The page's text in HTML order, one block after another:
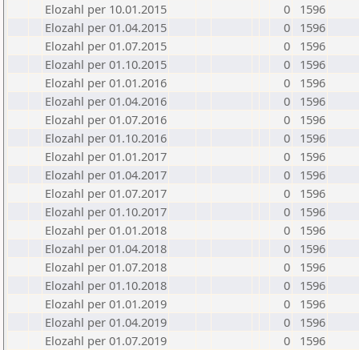
Elozahl per 10.01.2015
0
1596
Elozahl per 01.04.2015
0
1596
Elozahl per 01.07.2015
0
1596
Elozahl per 01.10.2015
0
1596
Elozahl per 01.01.2016
0
1596
Elozahl per 01.04.2016
0
1596
Elozahl per 01.07.2016
0
1596
Elozahl per 01.10.2016
0
1596
Elozahl per 01.01.2017
0
1596
Elozahl per 01.04.2017
0
1596
Elozahl per 01.07.2017
0
1596
Elozahl per 01.10.2017
0
1596
Elozahl per 01.01.2018
0
1596
Elozahl per 01.04.2018
0
1596
Elozahl per 01.07.2018
0
1596
Elozahl per 01.10.2018
0
1596
Elozahl per 01.01.2019
0
1596
Elozahl per 01.04.2019
0
1596
Elozahl per 01.07.2019
0
1596